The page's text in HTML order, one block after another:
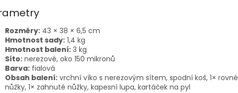
Rozměry: 43 × 38 × 6,5 cm
Hmotnost sady: 1,4 kg
Hmotnost balení: 3 kg
Síto: nerezové, oko 150 mikronů
Barva: fialová
Obsah balení: vrchní víko s nerezovým sítem, spodní koš, 1× rovné
nůžky, 1× zahnuté nůžky, kapesní lupa, kartáček na pyl